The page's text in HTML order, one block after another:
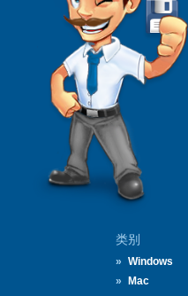
类别
Windows
Mac